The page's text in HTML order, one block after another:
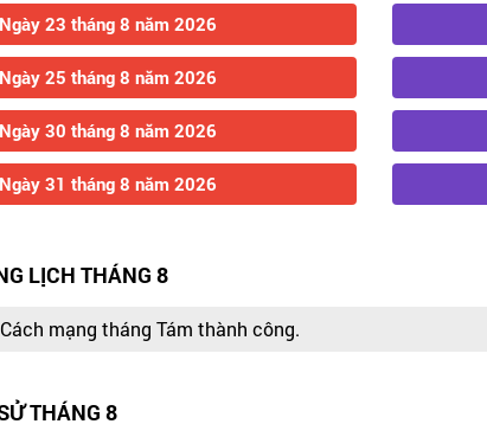
Ngày 23 tháng 8 năm 2026
Ngày 25 tháng 8 năm 2026
Ngày 30 tháng 8 năm 2026
Ngày 31 tháng 8 năm 2026
LỊCH THÁNG 8
mạng tháng Tám thành công.
THÁNG 8